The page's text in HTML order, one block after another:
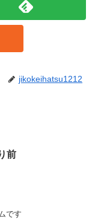
jikokeihatsu1212
前
です